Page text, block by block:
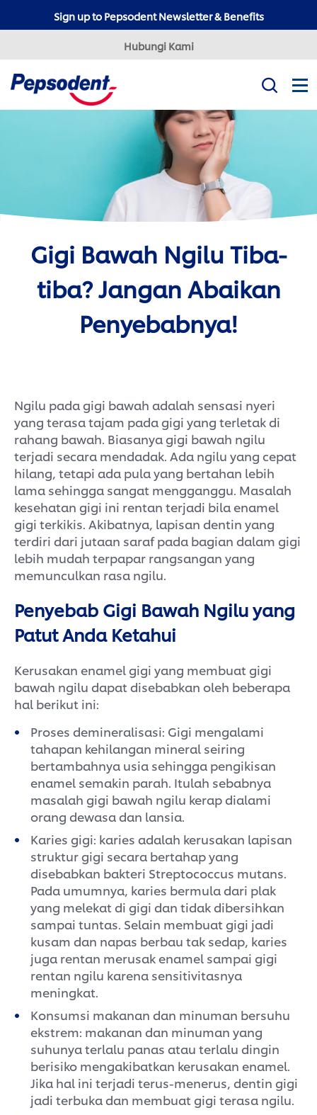
Sign up to Pepsodent Newsletter & Benefits
Hubungi Kami
Misi Kami
Pepsodent Expert
Pepsodent Ultra White
Tanya Dokter Gigi
Gigi Bawah Ngilu Tiba-
tiba? Jangan Abaikan
Penyebabnya!
Ngilu pada gigi bawah adalah sensasi nyeri
yang terasa tajam pada gigi yang terletak di
rahang bawah. Biasanya gigi bawah ngilu
terjadi secara mendadak. Ada ngilu yang cepat
hilang, tetapi ada pula yang bertahan lebih
lama sehingga sangat mengganggu. Masalah
kesehatan gigi ini rentan terjadi bila enamel
gigi terkikis. Akibatnya, lapisan dentin yang
terdiri dari jutaan saraf pada bagian dalam gigi
lebih mudah terpapar rangsangan yang
memunculkan rasa ngilu.
Penyebab Gigi Bawah Ngilu yang
Patut Anda Ketahui
Kerusakan enamel gigi yang membuat gigi
bawah ngilu dapat disebabkan oleh beberapa
hal berikut ini:
Proses demineralisasi: Gigi mengalami
tahapan kehilangan mineral seiring
bertambahnya usia sehingga pengikisan
enamel semakin parah. Itulah sebabnya
masalah gigi bawah ngilu kerap dialami
orang dewasa dan lansia.
Karies gigi: karies adalah kerusakan lapisan
struktur gigi secara bertahap yang
disebabkan bakteri Streptococcus mutans.
Pada umumnya, karies bermula dari plak
yang melekat di gigi dan tidak dibersihkan
sampai tuntas. Selain membuat gigi jadi
kusam dan napas berbau tak sedap, karies
juga rentan merusak enamel sampai gigi
rentan ngilu karena sensitivitasnya
meningkat.
Konsumsi makanan dan minuman bersuhu
ekstrem: makanan dan minuman yang
suhunya terlalu panas atau terlalu dingin
berisiko mengakibatkan kerusakan enamel.
Jika hal ini terjadi terus-menerus, dentin gigi
jadi terbuka dan membuat gigi terasa ngilu.